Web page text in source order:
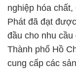
nghiệp hóa
Phát đã đạt
đầu cho nhu cầu
Thành phố Hồ
cung cấp các